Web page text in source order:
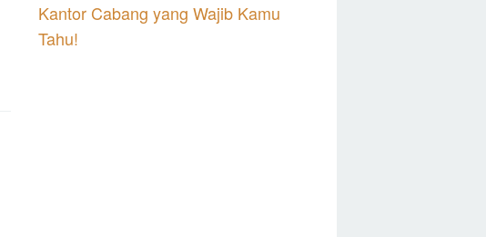
Kantor Cabang yang Wajib Kamu
Tahu!